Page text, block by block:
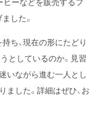
した。
ち、現在の形にたどり
としているのか。見習
いながら進む一人とし
ました。詳細はぜひ、お